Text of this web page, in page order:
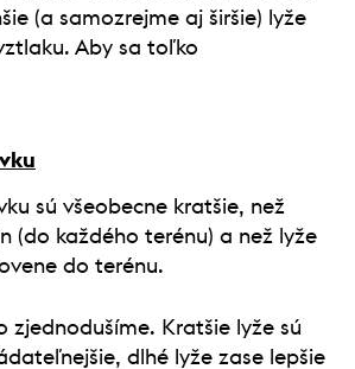
(a samozrejme aj širšie) lyže
Aby sa toľko
sú všeobecne kratšie, než
(do každého terénu) a než lyže
do terénu.
zjednodušíme. Kratšie lyže sú
dlhé lyže zase lepšie